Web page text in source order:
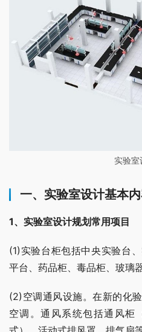
实验室
一、实验室设计基本
1、实验室设计规划常用项目
(1)实验台柜包括中央实验台
平台、药品柜、毒品柜、玻璃
(2)空调通风设施。在新的化
空调。通风系统包括通风柜